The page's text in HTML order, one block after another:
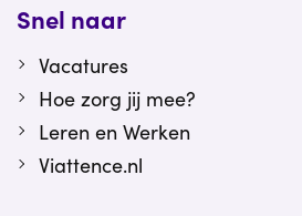
Snel naar
Vacatures
Hoe zorg jij mee?
Leren en Werken
Viattence.nl